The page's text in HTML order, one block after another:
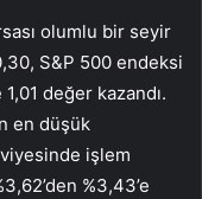
olumlu bir seyir
S&P 500 endeksi
değer kazandı.
en düşük
işlem
%3,43’e